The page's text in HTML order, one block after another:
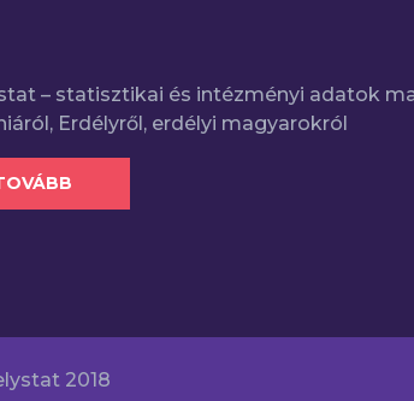
– statisztikai és intézményi adatok
Erdélyről, erdélyi magyarokról
2018